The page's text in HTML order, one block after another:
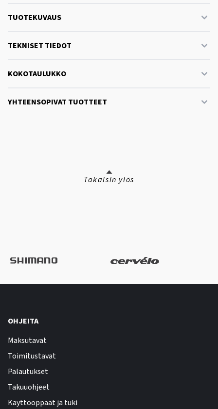
TUOTEKUVAUS
TEKNISET TIEDOT
KOKOTAULUKKO
YHTEENSOPIVAT TUOTTEET
Takaisin ylös
OHJEITA
Maksutavat
Toimitustavat
Palautukset
Takuuohjeet
Käyttöoppaat ja tuki